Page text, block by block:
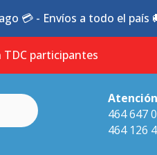
💳 - Envíos a todo el país
participantes
464 647
464 126